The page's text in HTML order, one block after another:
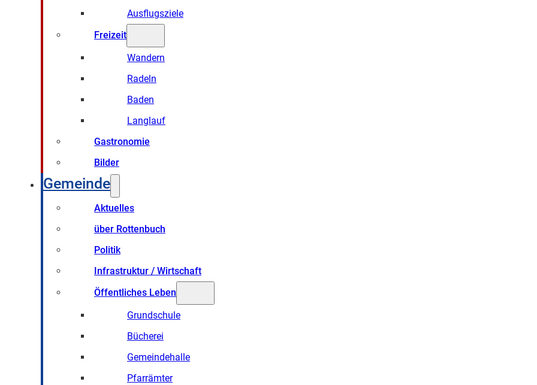
Ausflugsziele
Freizeit
Wandern
Radeln
Baden
Langlauf
Gastronomie
Bilder
Gemeinde
Aktuelles
über Rottenbuch
Politik
Infrastruktur / Wirtschaft
Öffentliches Leben
Grundschule
Bücherei
Gemeindehalle
Pfarrämter